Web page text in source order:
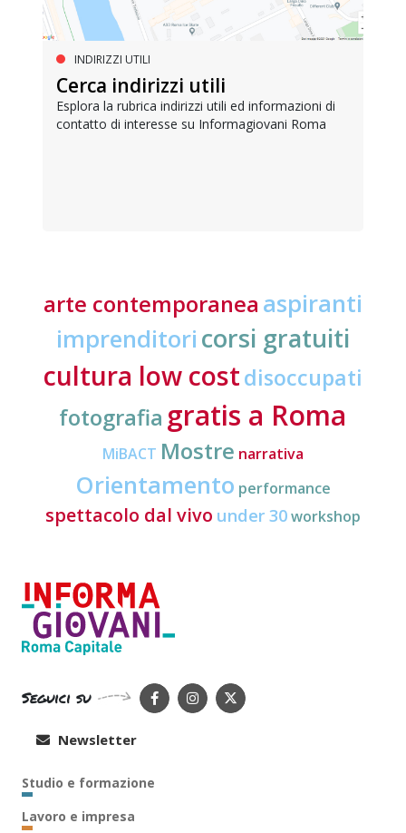
INDIRIZZI UTILI
Cerca indirizzi utili
Esplora la rubrica indirizzi utili ed informazioni di
contatto di interesse su Informagiovani Roma
arte contemporanea aspiranti
imprenditori corsi gratuiti
cultura low costdisoccupati
fotografia gratis a Roma
MiBACT Mostre narrativa
Orientamento performance
spettacolo dal vivo under 30workshop
Seguici su
Newsletter
Studio e formazione
Lavoro e impresa